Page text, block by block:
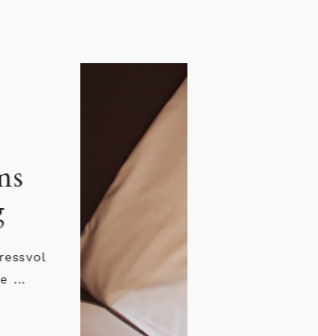
Jetlag bij baby: 12
persoonlijke tips &
adviezen
“Ik wil heel graag een verre reis maken, maar ik
ben zo bang voor de jetlag van de baby”. Dit is
LEES HET BERICHT